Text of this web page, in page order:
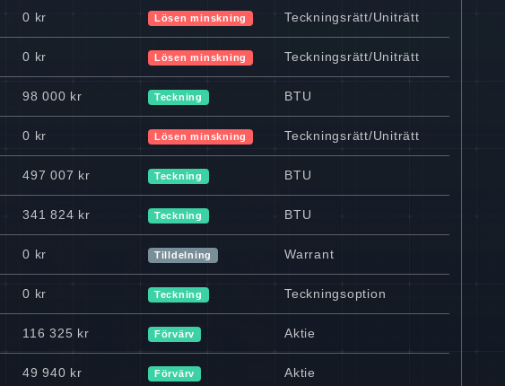
0 kr Lösen minskning Teckningsrätt/Uniträtt
0 kr Lösen minskning Teckningsrätt/Uniträtt
98 000 kr Teckning BTU
0 kr Lösen minskning Teckningsrätt/Uniträtt
497 007 kr Teckning BTU
341 824 kr Teckning BTU
0 kr Tilldelning Warrant
0 kr Teckning Teckningsoption
116 325 kr Förvärv Aktie
49 940 kr Förvärv Aktie